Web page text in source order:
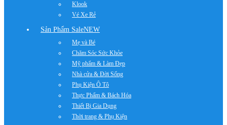
Klook
Vé Xe Rẻ
Sản Phẩm SaleNEW
Mẹ và Bé
Chăm Sóc Sức Khỏe
Mỹ phẩm & Làm Đẹp
Nhà cửa & Đời Sống
Phụ Kiện Ô Tô
Thực Phẩm & Bách Hóa
Thiết Bị Gia Dụng
Thời trang & Phụ Kiện